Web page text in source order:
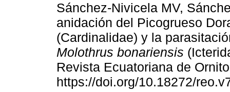
Sánchez-Nivicela MV,
anidación del Picogrueso
(Cardinalidae) y la
Molothrus bonariensis
Revista Ecuatoriana de
https://doi.org/10.18272/